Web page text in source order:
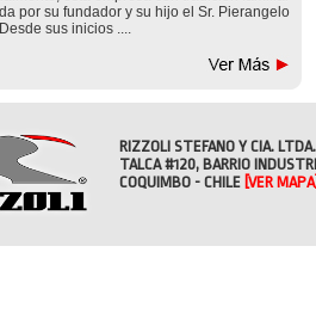
por su fundador y su hijo el Sr. Pierangelo
sus inicios ....
RIZZOLI STEFANO Y CIA. LTDA.
TALCA #120, BARRIO
COQUIMBO - CHILE [VER